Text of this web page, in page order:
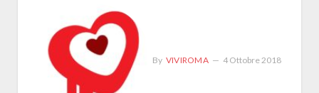
By VIVIROMA 4 Ottobre 2018